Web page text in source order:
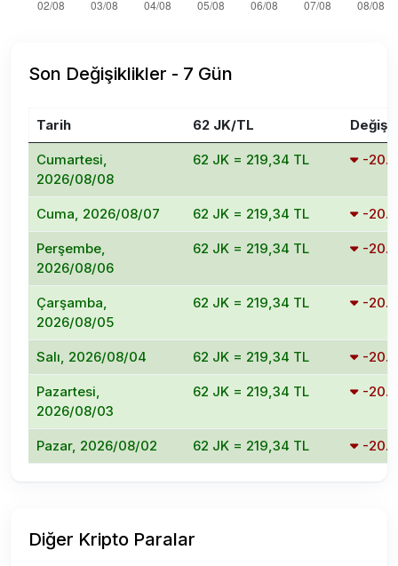
Son Değişiklikler - 7 Gün
Tarih 62 JK/TL
Cumartesi,
2026/08/08
62 JK = 219,34 TL -
Cuma, 2026/08/07 62 JK = 219,34 TL -
Perşembe,
2026/08/06
62 JK = 219,34 TL -
Çarşamba,
2026/08/05
62 JK = 219,34 TL -
Salı, 2026/08/04 62 JK = 219,34 TL -
Pazartesi,
2026/08/03
62 JK = 219,34 TL -
Pazar, 2026/08/02 62 JK = 219,34 TL -
Diğer Kripto Paralar